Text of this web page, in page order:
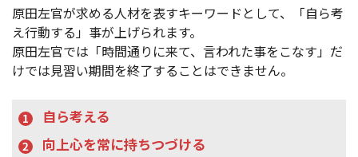
原田左官が求める人材を表すキーワードとして、「自ら考
え行動する」事が上げられます。
原田左官では「時間通りに来て、言われた事をこなす」だ
けでは見習い期間を終了することはできません。
自ら考える
向上心を常に持ちつづける